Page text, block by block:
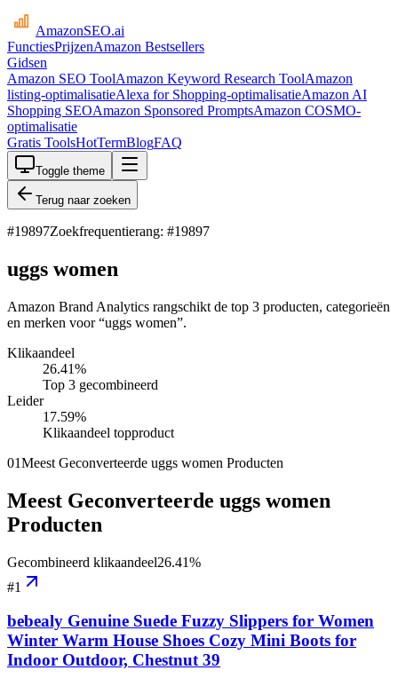
AmazonSEO.ai
FunctiesPrijzenAmazon Bestsellers
Gidsen
Amazon SEO ToolAmazon Keyword Research ToolAmazon
listing-optimalisatieAlexa for Shopping-optimalisatieAmazon AI
Shopping SEOAmazon Sponsored PromptsAmazon COSMO-
optimalisatie
Gratis ToolsHotTermBlogFAQ
Toggle theme
Terug naar zoeken
#19897Zoekfrequentierang: #19897
uggs women
Amazon Brand Analytics rangschikt de top 3 producten, categorieën
en merken voor “uggs women”.
Klikaandeel
26.41%
Top 3 gecombineerd
Leider
17.59%
Klikaandeel topproduct
01Meest Geconverteerde uggs women Producten
Meest Geconverteerde uggs women
Producten
Gecombineerd klikaandeel26.41%
#1
bebealy Genuine Suede Fuzzy Slippers for Women
Winter Warm House Shoes Cozy Mini Boots for
Indoor Outdoor, Chestnut 39